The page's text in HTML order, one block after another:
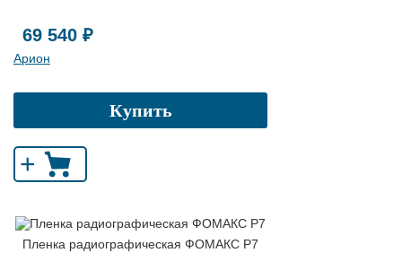
69 540 ₽
Арион
Купить
+
Пленка радиографическая ФОМАКС Р7